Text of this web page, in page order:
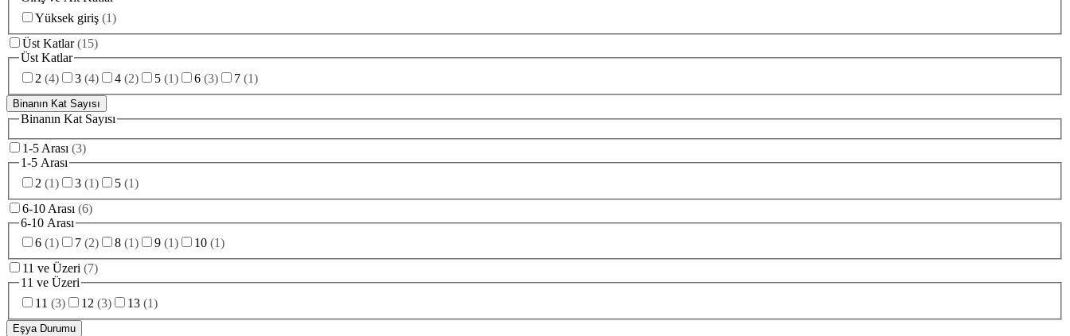
Yüksek giriş (1)
Üst Katlar (15)
Üst Katlar
2 (4) 3 (4) 4 (2) 5 (1) 6 (3) 7 (1)
Binanın Kat Sayısı
Binanın Kat Sayısı
1-5 Arası (3)
1-5 Arası
2 (1) 3 (1) 5 (1)
6-10 Arası (6)
6-10 Arası
6 (1) 7 (2) 8 (1) 9 (1) 10 (1)
11 ve Üzeri (7)
11 ve Üzeri
11 (3) 12 (3) 13 (1)
Eşya Durumu